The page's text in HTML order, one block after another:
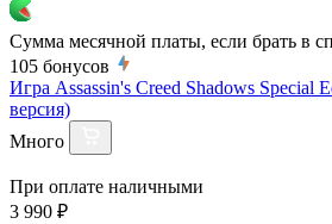
Сумма месячной платы, если брать в
105 бонусов
Игра Assassin's Creed Shadows Special
версия)
Много
При оплате наличными
3 990 ₽